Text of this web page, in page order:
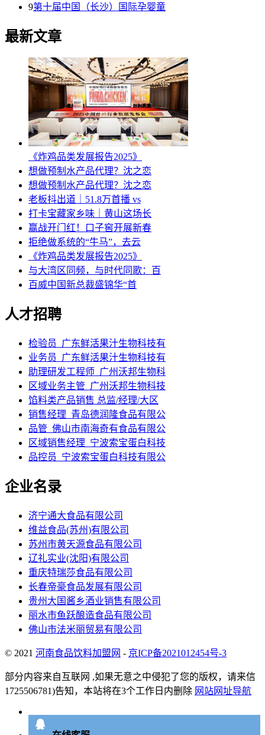
9第十届中国（长沙）国际孕婴童
最新文章
《炸鸡品类发展报告2025》
想做预制水产品代理？沈之恋
想做预制水产品代理？沈之恋
老板抖出道｜51.8万首播 vs
打卡宝藏家乡味｜黄山这场长
赢战开门红！口子窖开展新春
拒绝做系统的“牛马”，去云
《炸鸡品类发展报告2025》
与大湾区同频，与时代同歌：百
百威中国新总裁盛锦华“首
人才招聘
检验员_广东鲜活果汁生物科技有
业务员_广东鲜活果汁生物科技有
助理研发工程师_广州沃邦生物科
区域业务主管_广州沃邦生物科技
馅料类产品销售 总监/经理/大区
销售经理_青岛德润隆食品有限公
品管_佛山市南海奇有食品有限公
区域销售经理_宁波索宝蛋白科技
品控员_宁波索宝蛋白科技有限公
企业名录
济宁通大食品有限公司
维益食品(苏州)有限公司
苏州市黄天源食品有限公司
辽礼实业(沈阳)有限公司
重庆特瑞莎食品有限公司
长春帝豪食品发展有限公司
贵州大国酱乡酒业销售有限公司
丽水市鱼跃酿造食品有限公司
佛山市法米丽贸易有限公司
© 2021 河南食品饮料加盟网 - 京ICP备2021012454号-3
部分内容来自互联网 ,如果无意之中侵犯了您的版权，请来信
1725506781)告知，本站将在3个工作日内删除 网站网址导航